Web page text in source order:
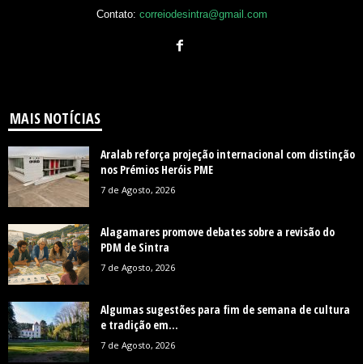
Contato: correiodesintra@gmail.com
MAIS NOTÍCIAS
Aralab reforça projeção internacional com distinção
nos Prémios Heróis PME
7 de Agosto, 2026
Alagamares promove debates sobre a revisão do
PDM de Sintra
7 de Agosto, 2026
Algumas sugestões para fim de semana de cultura
e tradição em...
7 de Agosto, 2026